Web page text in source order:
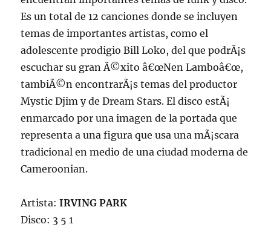
Es un total de 12 canciones donde se incluyen
temas de importantes artistas, como el
adolescente prodigio Bill Loko, del que podrÃ¡s
escuchar su gran Ã©xito â€œNen Lamboâ€œ,
tambiÃ©n encontrarÃ¡s temas del productor
Mystic Djim y de Dream Stars. El disco estÃ¡
enmarcado por una imagen de la portada que
representa a una figura que usa una mÃ¡scara
tradicional en medio de una ciudad moderna de
Cameroonian.
Artista:IRVING PARK
Disco: 3 5 1